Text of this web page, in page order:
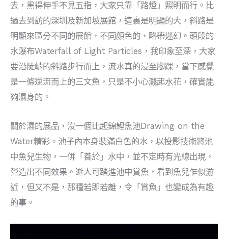
去，黑得伸手不見五指，大家只靠「路燈」照明而行。比
過去到訪的深圳及新加坡展館，這裏是明顯的大，斜路是
明顯來區分不同的展館，不同顏色的，略帶迷幻。頭段的
水瀑布Waterfall of Light Particles，我印象至深，大家
要沿陡峭的斜路步行而上，流水真的浸至腳踝，當下感覺
是一條逆流而上的三文魚，只是不小心濺起水花，確實能
夠濕身的。
關於濕的展品，沒一個比起錦鯉魚池Drawing on the
Water精彩。池子內本身裝滿白色的水，以投影技術將池
中魚兒生物，一併「養於」水中，並不定時有光線出現，
營造出不同效果。遊人可踏進池中賞魚，看到魚兒乍似游
近，但又不是，那種若即若離，令「賞魚」也變成為有趣
的事。